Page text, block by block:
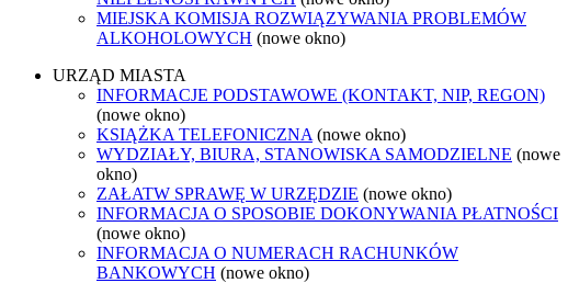
MIEJSKA KOMISJA ROZWIĄZYWANIA PROBLEMÓW
ALKOHOLOWYCH (nowe okno)
URZĄD MIASTA
INFORMACJE PODSTAWOWE (KONTAKT, NIP, REGON)
(nowe okno)
KSIĄŻKA TELEFONICZNA (nowe okno)
WYDZIAŁY, BIURA, STANOWISKA SAMODZIELNE (nowe
okno)
ZAŁATW SPRAWĘ W URZĘDZIE (nowe okno)
INFORMACJA O SPOSOBIE DOKONYWANIA PŁATNOŚCI
(nowe okno)
INFORMACJA O NUMERACH RACHUNKÓW
BANKOWYCH (nowe okno)